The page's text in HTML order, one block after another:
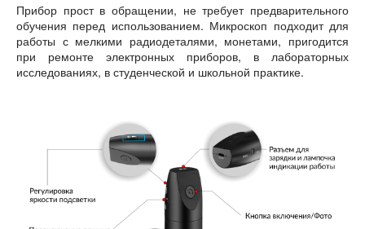
Прибор прост в обращении, не требует предварительного
обучения перед использованием. Микроскоп подходит для
работы с мелкими радиодеталями, монетами, пригодится
при ремонте электронных приборов, в лабораторных
исследованиях, в студенческой и школьной практике.